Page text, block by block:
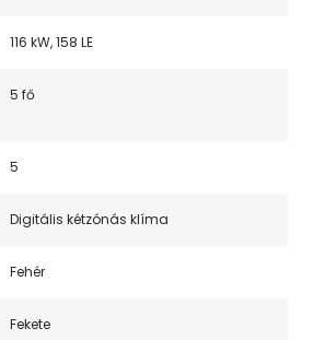
116 kW, 158 LE
5 fő
5
Digitális kétzónás klíma
Fehér
Fekete